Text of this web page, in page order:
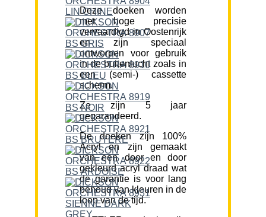
Deze doeken worden
met hoge precisie
vervaardigd in Oostenrijk
en zijn speciaal
ontworpen voor gebruik
in de buitenlucht zoals in
een (semi-) cassette
scherm.
Ze zijn 5 jaar
gegarandeerd.
De doeken zijn 100%
Acryl en zijn gemaakt
van een door en door
gekleurd acryl draad wat
de garantie is voor lang
behoud van kleuren in de
loop van de tijd.